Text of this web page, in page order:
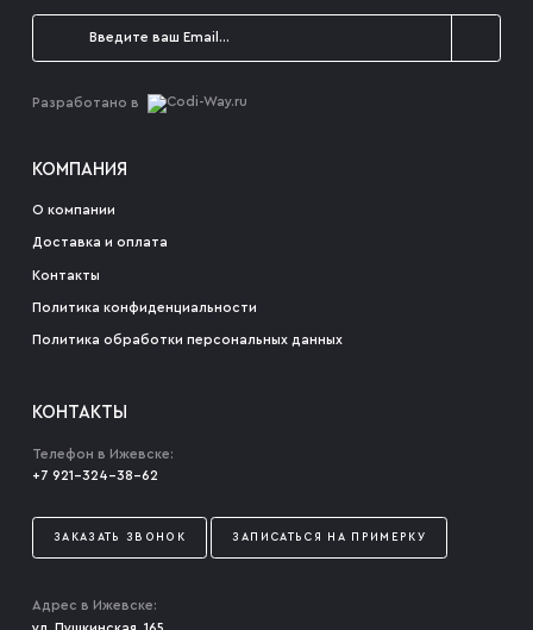
Разработано в
КОМПАНИЯ
О компании
Доставка и оплата
Контакты
Политика конфиденциальности
Политика обработки персональных данных
КОНТАКТЫ
Телефон в Ижевске:
+7 921-324-38-62
ЗАКАЗАТЬ ЗВОНОК ЗАПИСАТЬСЯ НА ПРИМЕРКУ
Адрес в Ижевске: